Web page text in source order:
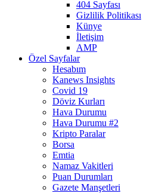
404 Sayfası
Gizlilik Politikası
Künye
İletişim
AMP
Özel Sayfalar
Hesabım
Kanews Insights
Covid 19
Döviz Kurları
Hava Durumu
Hava Durumu #2
Kripto Paralar
Borsa
Emtia
Namaz Vakitleri
Puan Durumları
Gazete Manşetleri